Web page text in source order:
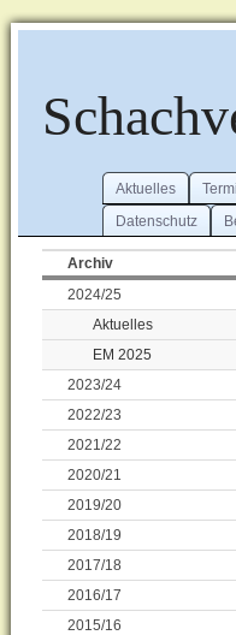
Aktuelles
Datenschutz
Archiv
2024/25
Aktuelles
EM 2025
2023/24
2022/23
2021/22
2020/21
2019/20
2018/19
2017/18
2016/17
2015/16